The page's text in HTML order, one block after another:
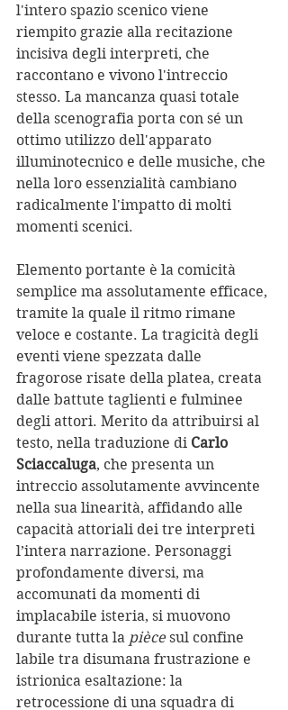
l'intero spazio scenico viene
riempito grazie alla recitazione
incisiva degli interpreti, che
raccontano e vivono l'intreccio
stesso. La mancanza quasi totale
della scenografia porta con sé un
ottimo utilizzo dell'apparato
illuminotecnico e delle musiche, che
nella loro essenzialità cambiano
radicalmente l'impatto di molti
momenti scenici.
Elemento portante è la comicità
semplice ma assolutamente efficace,
tramite la quale il ritmo rimane
veloce e costante. La tragicità degli
eventi viene spezzata dalle
fragorose risate della platea, creata
dalle battute taglienti e fulminee
degli attori. Merito da attribuirsi al
testo, nella traduzione di Carlo
Sciaccaluga, che presenta un
intreccio assolutamente avvincente
nella sua linearità, affidando alle
capacità attoriali dei tre interpreti
l’intera narrazione. Personaggi
profondamente diversi, ma
accomunati da momenti di
implacabile isteria, si muovono
durante tutta la pièce sul confine
labile tra disumana frustrazione e
istrionica esaltazione: la
retrocessione di una squadra di